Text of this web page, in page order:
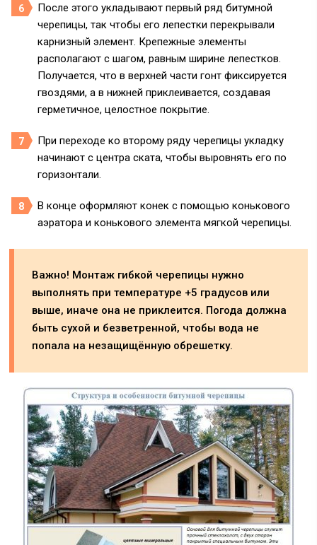
После этого укладывают первый ряд битумной
черепицы, так чтобы его лепестки перекрывали
карнизный элемент. Крепежные элементы
располагают с шагом, равным ширине лепестков.
Получается, что в верхней части гонт фиксируется
гвоздями, а в нижней приклеивается, создавая
герметичное, целостное покрытие.
При переходе ко второму ряду черепицы укладку
начинают с центра ската, чтобы выровнять его по
горизонтали.
В конце оформляют конек с помощью конькового
аэратора и конькового элемента мягкой черепицы.
Важно! Монтаж гибкой черепицы нужно
выполнять при температуре +5 градусов или
выше, иначе она не приклеится. Погода должна
быть сухой и безветренной, чтобы вода не
попала на незащищённую обрешетку.